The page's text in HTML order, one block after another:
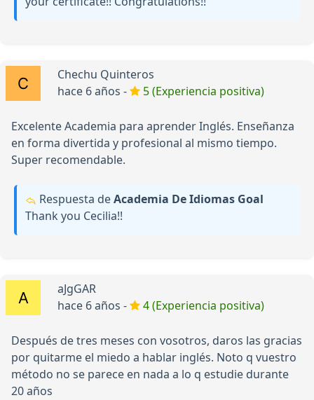
Chechu Quinteros
hace 6 años -
5 (Experiencia positiva)
Excelente Academia para aprender Inglés. Enseñanza
en forma divertida y profesional al mismo tiempo.
Super recomendable.
Respuesta deAcademia De Idiomas Goal
Thank you Cecilia!!
aJgGAR
hace 6 años -
4 (Experiencia positiva)
Después de tres meses con vosotros, daros las gracias
por quitarme el miedo a hablar inglés. Noto q vuestro
método no se parece en nada a lo q estudie durante
20 años